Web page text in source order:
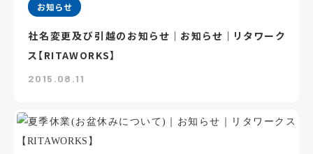
お知らせ
社名変更及び引越のお知らせ｜お知らせ｜リタワーク
ス【RITAWORKS】
2015.08.11